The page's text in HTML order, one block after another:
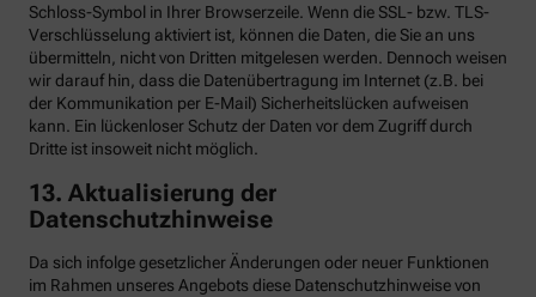
Schloss-Symbol in Ihrer Browserzeile. Wenn die SSL- bzw. TLS-
Verschlüsselung aktiviert ist, können die Daten, die Sie an uns
übermitteln, nicht von Dritten mitgelesen werden. Dennoch weisen
wir darauf hin, dass die Datenübertragung im Internet (z.B. bei
der Kommunikation per E-Mail) Sicherheitslücken aufweisen
kann. Ein lückenloser Schutz der Daten vor dem Zugriff durch
Dritte ist insoweit nicht möglich.
13. Aktualisierung der
Datenschutzhinweise
Da sich infolge gesetzlicher Änderungen oder neuer Funktionen
im Rahmen unseres Angebots diese Datenschutzhinweise von